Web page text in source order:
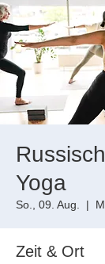
Yoga
So., 09. Aug.
  |
Zeit & Ort